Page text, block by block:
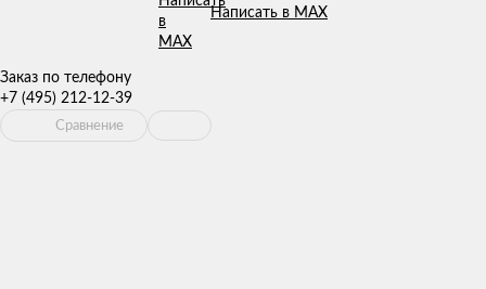
Написать в MAX
Заказ по телефону
+7 (495) 212-12-39
Сравнение